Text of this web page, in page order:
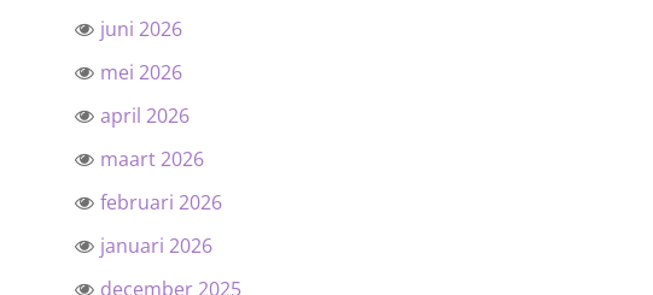
juni 2026
mei 2026
april 2026
maart 2026
februari 2026
januari 2026
december 2025